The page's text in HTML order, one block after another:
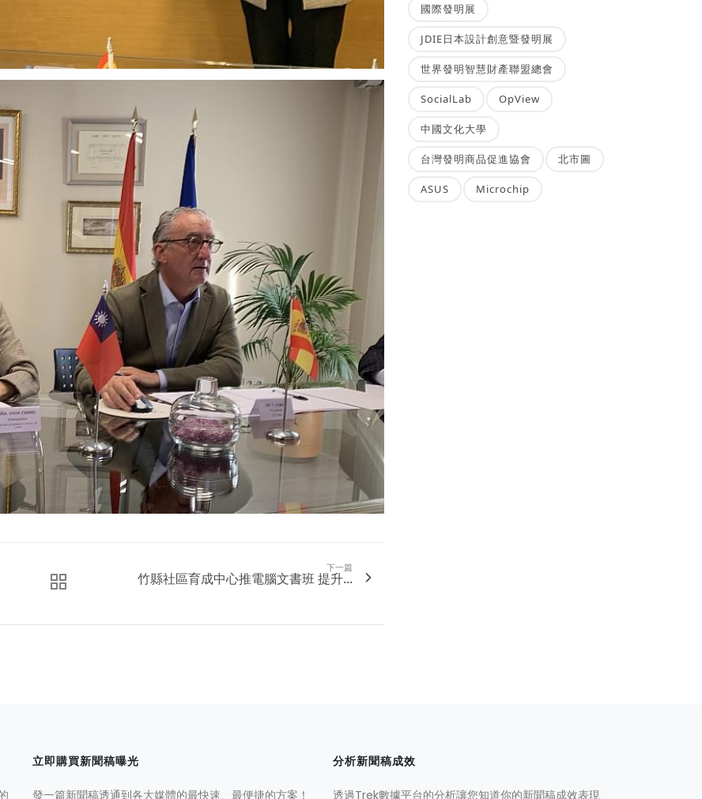
下一篇
竹縣社區育成中心推電腦文書班 提升...
國際發明展
JDIE日本設計創意暨發明展
世界發明智慧財產聯盟總會
SocialLab OpView
中國文化大學
台灣發明商品促進協會 北市圖
ASUS Microchip
立即購買新聞稿曝光
發一篇新聞稿透通到各大媒體的最快速、最便捷的方案！
分析新聞稿成效
透過Trek數據平台的分析讓您知道你的新聞稿成效表現